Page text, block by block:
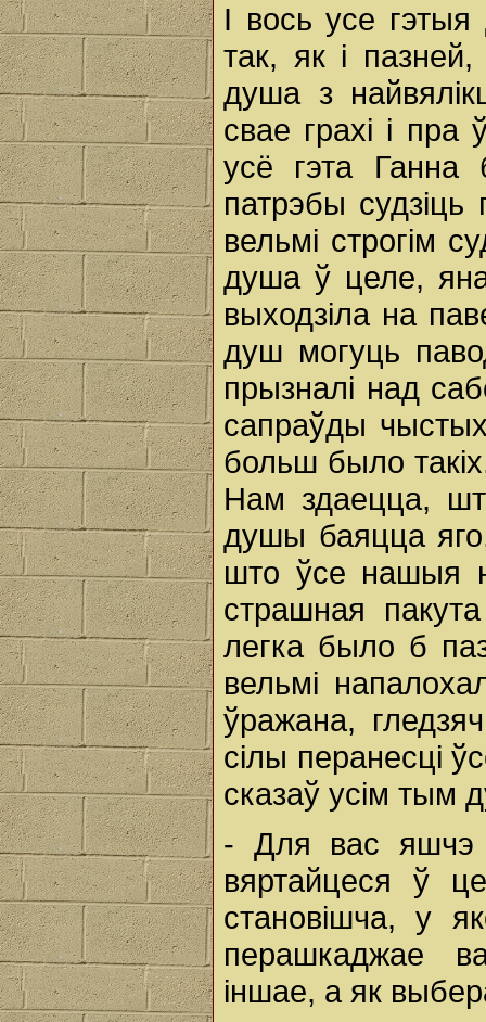
I вось усе
так, як i
душа з
свае грахі i пра
усё гэта
патрэбы
вельмі строгім
душа ў целе,
выходзіла на
душ могуць
прызналі над
сапраўды
больш было
Нам здаецца,
душы баяцца
што ўсе нашыя
страшная
легка было б
вельмі
ўражана,
сілы перанесці
сказаў усім тым
- Для вас яшчэ
вяртайцеся ў
становішча, у
перашкаджае
іншае, а як